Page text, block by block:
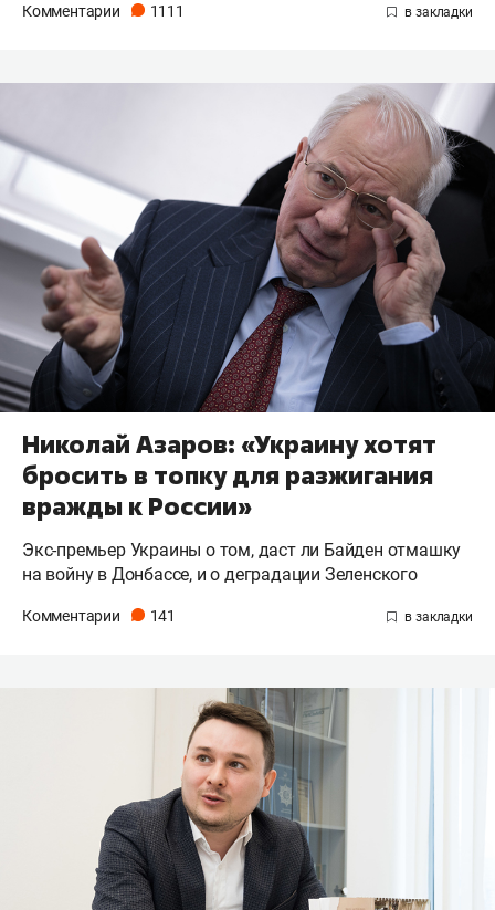
Комментарии 1111
Николай Азаров: «Украину хотят
бросить в топку для разжигания
вражды к России»
Экс-премьер Украины о том, даст ли Байден отмашку
на войну в Донбассе, и о деградации Зеленского
Комментарии 141